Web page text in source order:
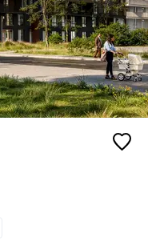
на одне фото, формат: jpeg/
Надіслати
рієлторів були брендовані